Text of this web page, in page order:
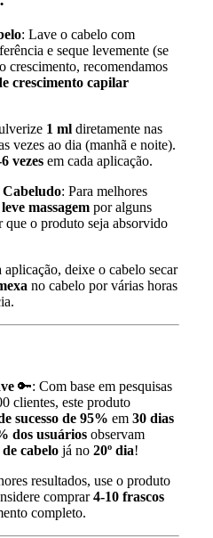
: Lave o cabelo com
e seque levemente (se
crescimento, recomendamos
crescimento capilar
1 ml diretamente nas
vezes ao dia (manhã e noite).
vezes em cada aplicação.
Cabeludo: Para melhores
leve massagem por alguns
que o produto seja absorvido
aplicação, deixe o cabelo secar
no cabelo por várias horas
🔑: Com base em pesquisas
clientes, este produto
sucesso de 95% em 30 dias
dos usuários observam
cabelo já no 20º dia!
resultados, use o produto
comprar4-10 frascos
completo.